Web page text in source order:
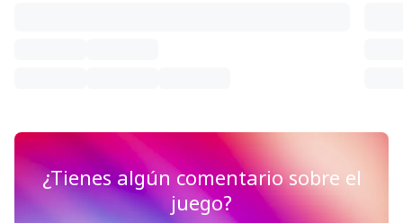
¿Tienes algún comentario sobre el
juego?